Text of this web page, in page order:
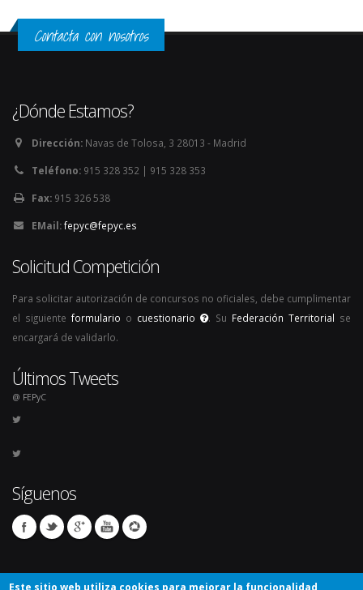
Contacta con nosotros
¿Dónde Estamos?
Dirección: Navas de Tolosa, 3 28013 - Madrid
Teléfono: 915 328 352 | 915 328 353
Fax: 915 326 538
EMail:fepyc@fepyc.es
Solicitud Competición
Para solicitar autorización de concursos no oficiales, debe cumplimentar
el siguiente formulario o cuestionario . Su Federación Territorial se
encargará de validarlo.
Últimos Tweets
@ FEPyC
Síguenos
Este sitio web utiliza cookies para mejorar la funcionalidad,